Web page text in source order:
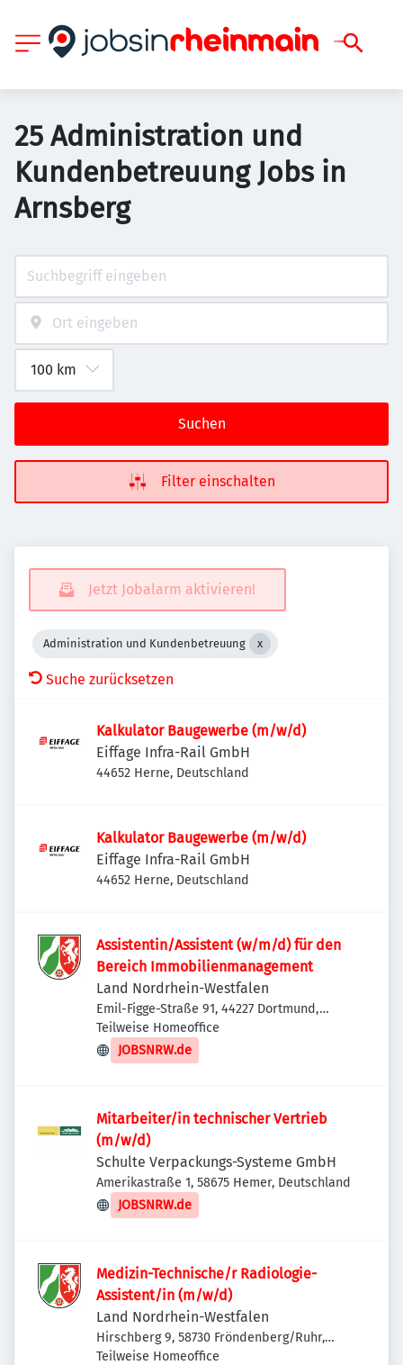
25 Administration und
Kundenbetreuung Jobs in
Arnsberg
Suchen
Filter einschalten
Jetzt Jobalarm aktivieren!
Administration und Kundenbetreuung
Suche zurücksetzen
Kalkulator Baugewerbe (m/w/d)
Eiffage Infra-Rail GmbH
44652 Herne, Deutschland
Kalkulator Baugewerbe (m/w/d)
Eiffage Infra-Rail GmbH
44652 Herne, Deutschland
Assistentin/Assistent (w/m/d) für den
Bereich Immobilienmanagement
Land Nordrhein-Westfalen
Emil-Figge-Straße 91, 44227 Dortmund,
Deutschland
Teilweise Homeoffice
JOBSNRW.de
Mitarbeiter/in technischer Vertrieb
(m/w/d)
Schulte Verpackungs-Systeme GmbH
Amerikastraße 1, 58675 Hemer, Deutschland
JOBSNRW.de
Medizin-Technische/r Radiologie-
Assistent/in (m/w/d)
Land Nordrhein-Westfalen
Hirschberg 9, 58730 Fröndenberg/Ruhr,
Deutschland
Teilweise Homeoffice